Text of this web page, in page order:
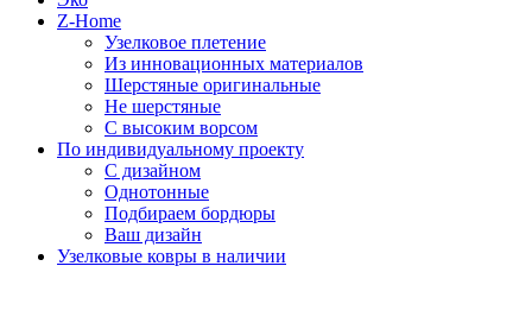
Z-Home
Узелковое плетение
Из инновационных материалов
Шерстяные оригинальные
Не шерстяные
С высоким ворсом
По индивидуальному проекту
С дизайном
Однотонные
Подбираем бордюры
Ваш дизайн
Узелковые ковры в наличии